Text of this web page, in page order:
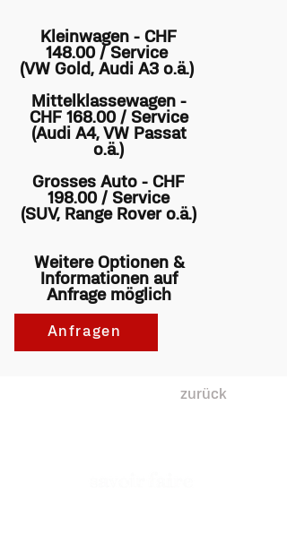
Kleinwagen - CHF
148.00 / Service
(VW Gold, Audi A3 o.ä.)
Mittelklassewagen -
CHF 168.00 / Service
(Audi A4, VW Passat
o.ä.)
Grosses Auto - CHF
198.00 / Service
(SUV, Range Rover o.ä.)
Weitere Optionen &
Informationen auf
Anfrage möglich
Anfragen
zurück